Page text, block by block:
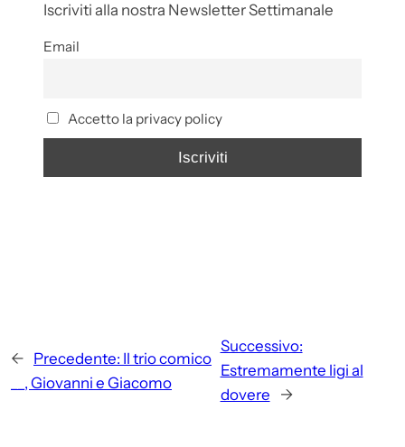
Iscriviti alla nostra Newsletter Settimanale
Email
Accetto la privacy policy
← Precedente: Il trio comico
__, Giovanni e Giacomo
Successivo:
Estremamente ligi al
dovere
→